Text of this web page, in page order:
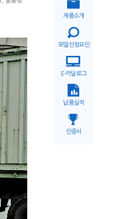
제품소개
모델선정요인
E-카달로그
납품실적
인증서